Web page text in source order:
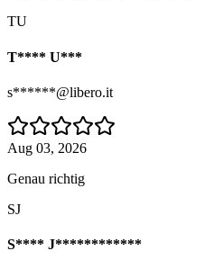
TU
T**** U***
s******@libero.it
Aug 03, 2026
Genau richtig
SJ
S**** J************